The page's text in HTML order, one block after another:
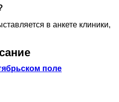
в анкете клиники,
поле